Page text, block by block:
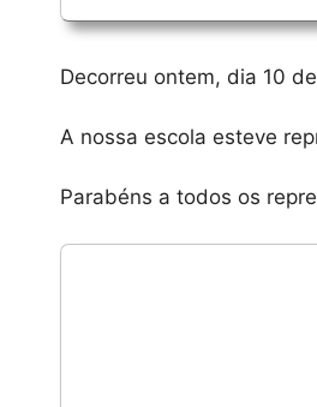
Decorreu ontem, dia 10
A nossa escola esteve
Parabéns a todos os